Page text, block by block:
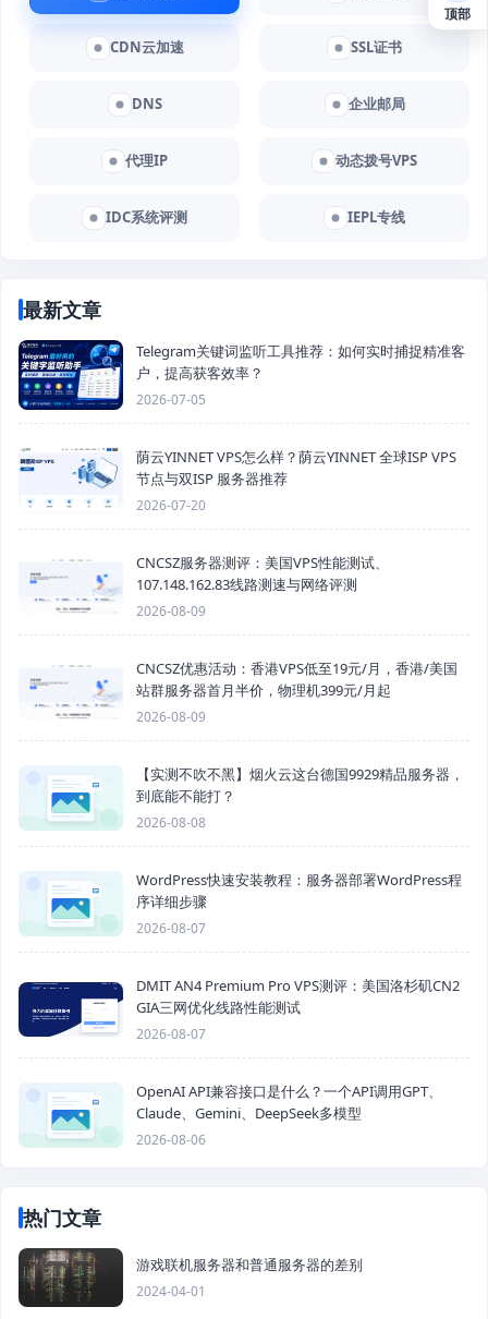
CDN云加速 SSL证书
DNS 企业邮局
代理IP 动态拨号VPS
IDC系统评测 IEPL专线
最新文章
Telegram关键词监听工具推荐：如何实时捕捉精准客
户，提高获客效率？
2026-07-05
荫云YINNET VPS怎么样？荫云YINNET 全球ISP VPS
节点与双ISP 服务器推荐
2026-07-20
CNCSZ服务器测评：美国VPS性能测试、
107.148.162.83线路测速与网络评测
2026-08-09
CNCSZ优惠活动：香港VPS低至19元/月，香港/美国
站群服务器首月半价，物理机399元/月起
2026-08-09
【实测不吹不黑】烟火云这台德国9929精品服务器，
到底能不能打？
2026-08-08
WordPress快速安装教程：服务器部署WordPress程
序详细步骤
2026-08-07
DMIT AN4 Premium Pro VPS测评：美国洛杉矶CN2
GIA三网优化线路性能测试
2026-08-07
OpenAI API兼容接口是什么？一个API调用GPT、
Claude、Gemini、DeepSeek多模型
2026-08-06
热门文章
游戏联机服务器和普通服务器的差别
2024-04-01
顶部